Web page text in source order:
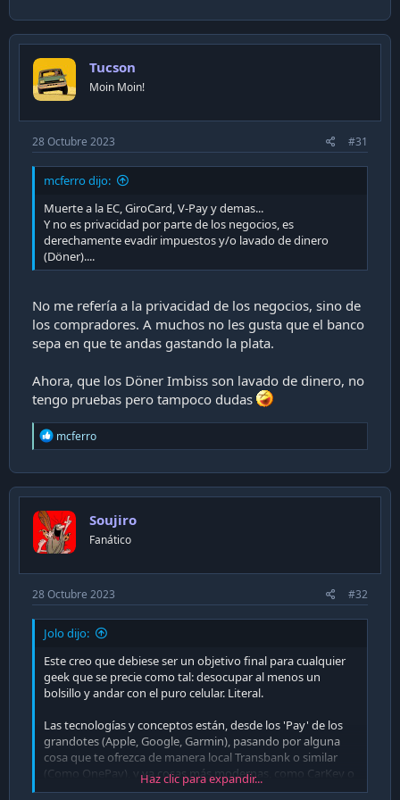
Tucson
Moin Moin!
28 Octubre 2023 #31
mcferro dijo:
Muerte a la EC, GiroCard, V-Pay y demas...
Y no es privacidad por parte de los negocios, es
derechamente evadir impuestos y/o lavado de dinero
(Döner)....
No me refería a la privacidad de los negocios, sino de
los compradores. A muchos no les gusta que el banco
sepa en que te andas gastando la plata.
Ahora, que los Döner Imbiss son lavado de dinero, no
tengo pruebas pero tampoco dudas
R
e
c
t
o
n
s
mcferro
Soujiro
Fanático
28 Octubre 2023 #32
Jolo dijo:
Este creo que debiese ser un objetivo final para cualquier
geek que se precie como tal: desocupar al menos un
bolsillo y andar con el puro celular. Literal.
Las tecnologías y conceptos están, desde los 'Pay' de los
grandotes (Apple, Google, Garmin), pasando por alguna
cosa que te ofrezca de manera local Transbank o similar
(Como OnePay), y ya cosas más modernas, como CarKey o
tecnologías que te permitan abrir el auto con el celular, o
Haz clic para expandir...